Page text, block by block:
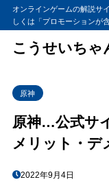
オンラインゲームの解説サ
しくは「プロモーションが
こうせいちゃ
原神
原神…公式サ
メリット・デ
2022年9月4日